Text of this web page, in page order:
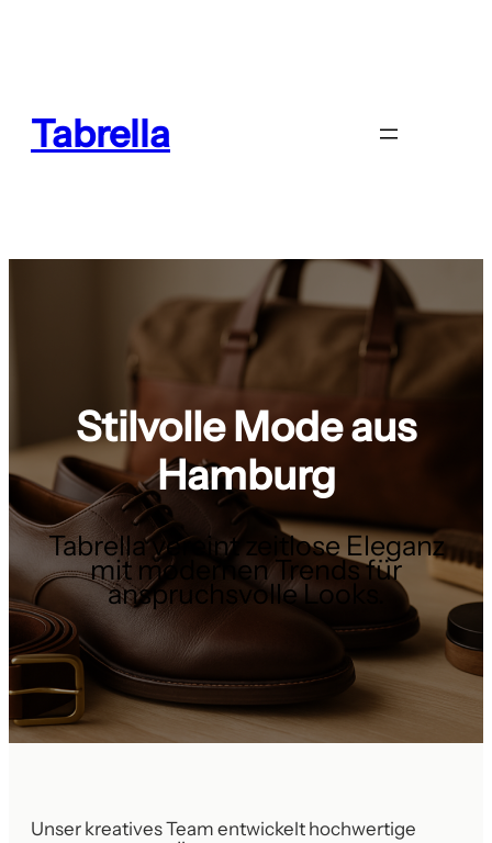
Tabrella
Stilvolle Mode aus
Hamburg
Tabrella vereint zeitlose Eleganz
mit modernen Trends für
anspruchsvolle Looks.
Unser kreatives Team entwickelt hochwertige